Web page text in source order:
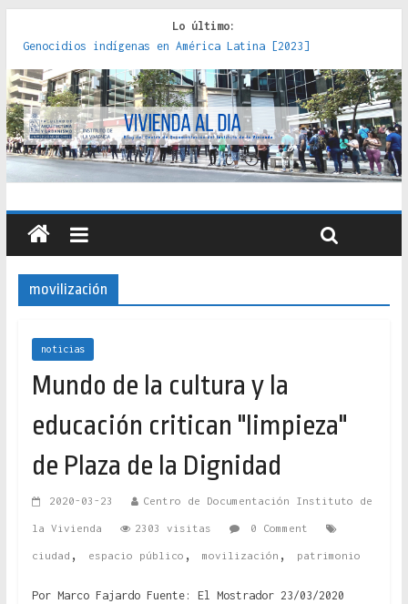
Lo último:
Genocidios indígenas en América Latina [2023]
Estudios sobre la espacialización de los Estados :
políticas, prácticas y representaciones [2022]
Donde el pedernal choca con el acero : hacia una teoría
crítica de las fronteras latinoamericanas [2020]
Criterios técnicos para una vivienda adecuada [2019]
Red de consultorios de la Caja del Seguro Obrero en
Santiago : un patrimonio emblemático [2014]
movilización
noticias
Mundo de la cultura y la
educación critican "limpieza"
de Plaza de la Dignidad
2020-03-23 Centro de Documentación Instituto de
la Vivienda 2303 visitas 0 Comment
ciudad , espacio público , movilización , patrimonio
Por Marco Fajardo Fuente: El Mostrador 23/03/2020